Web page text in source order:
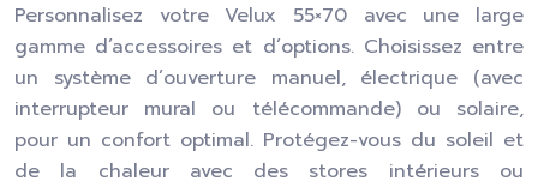
Personnalisez votre Velux 55×70 avec une large
gamme d’accessoires et d’options. Choisissez entre
un système d’ouverture manuel, électrique (avec
interrupteur mural ou télécommande) ou solaire,
pour un confort optimal. Protégez-vous du soleil et
de la chaleur avec des stores intérieurs ou